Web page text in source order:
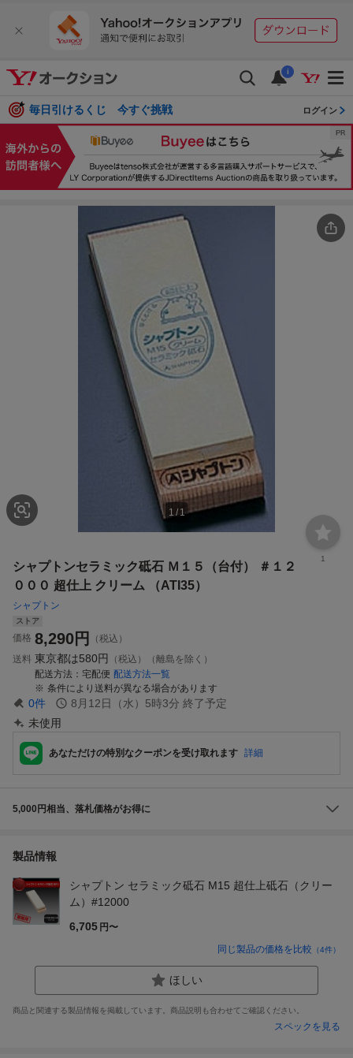
i
毎日引けるくじ 今すぐ挑戦 ログイン
1 / 1
1
シャプトンセラミック砥石 Ｍ１５（台付） ＃１２
０００ 超仕上 クリーム （ATI35）
シャプトン
ストア
価格 8,290円
（税込）
送料 東京都は580円
（税込）（離島を除く）
配送方法
宅配便 配送方法一覧
条件により送料が異なる場合があります
0件 8月12日（水）5時3分 終了予定
未使用
あなただけの特別なクーポンを受け取れます 詳細
5,000円相当、落札価格がお得に
製品情報
シャプトン セラミック砥石 M15 超仕上砥石（クリー
ム）#12000
6,705 円〜
同じ製品の価格を比較 （4件）
ほしい
商品と関連する製品情報を掲載しています。商品説明も合わせてご確認ください。
スペックを見る